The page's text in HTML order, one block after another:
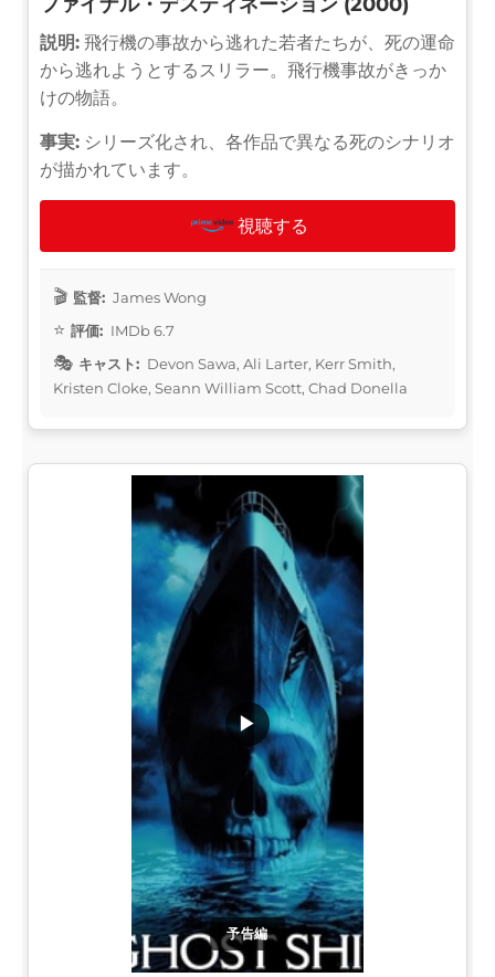
説明: 飛行機の事故から逃れた若者たちが、死の運命
から逃れようとするスリラー。飛行機事故がきっか
けの物語。
事実: シリーズ化され、各作品で異なる死のシナリオ
が描かれています。
視聴する
監督: James Wong
評価: IMDb 6.7
キャスト: Devon Sawa, Ali Larter, Kerr Smith,
Kristen Cloke, Seann William Scott, Chad Donella
予告編
▶